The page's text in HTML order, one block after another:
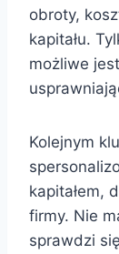
obroty,
kapitału.
możliwe
Kolejnym
kapitałem,
firmy. Nie
sprawdzi